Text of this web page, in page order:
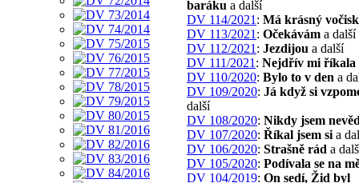
baráku a další
DV 114/2021 : Má krásný
DV 113/2021 : Očekávám a další
DV 112/2021 : Jezdijou a další
DV 111/2021 : Nejdřív mi říkala
DV 110/2020: Bylo to v den a
DV 109/2020: Já když si
další
DV 108/2020: Nikdy jsem
DV 107/2020: Říkal jsem si a
DV 106/2020: Strašně rád a
DV 105/2020: Podívala se na
DV 104/2019: On sedí, Žid byl